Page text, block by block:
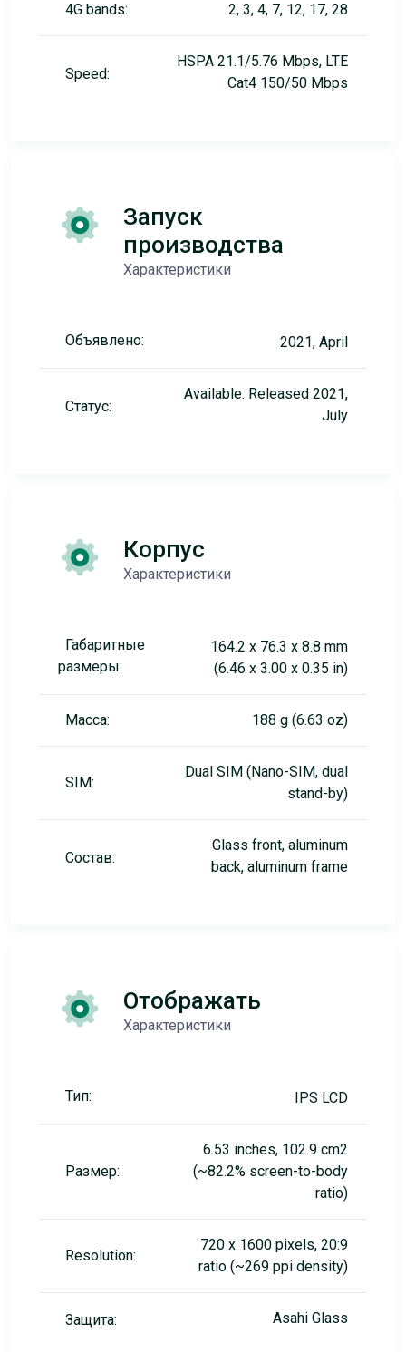
4G bands: 2, 3, 4, 7, 12, 17, 28
Speed:
HSPA 21.1/5.76 Mbps, LTE
Cat4 150/50 Mbps
Запуск
производства
Характеристики
Объявлено: 2021, April
Статус:
Available. Released 2021,
July
Корпус
Характеристики
Габаритные
размеры:
164.2 x 76.3 x 8.8 mm
(6.46 x 3.00 x 0.35 in)
Масса: 188 g (6.63 oz)
SIM:
Dual SIM (Nano-SIM, dual
stand-by)
Состав:
Glass front, aluminum
back, aluminum frame
Отображать
Характеристики
Тип: IPS LCD
Размер:
6.53 inches, 102.9 cm2
(~82.2% screen-to-body
ratio)
Resolution:
720 x 1600 pixels, 20:9
ratio (~269 ppi density)
Защита: Asahi Glass